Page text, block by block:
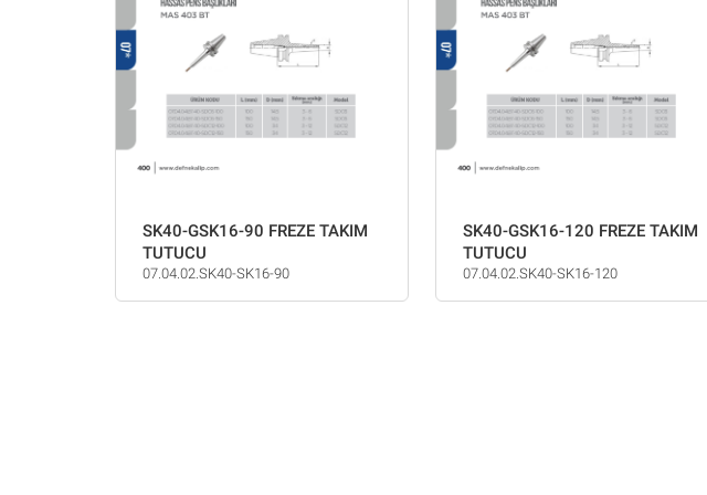
SK40-GSK16-90 FREZE TAKIM
TUTUCU
07.04.02.SK40-SK16-90
SK40-GSK16-120 FREZE TAKIM
TUTUCU
07.04.02.SK40-SK16-120